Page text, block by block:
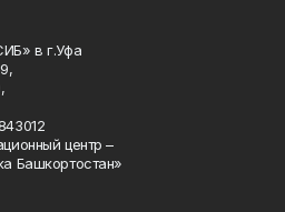
в г.Уфа
центр –
Башкортостан»